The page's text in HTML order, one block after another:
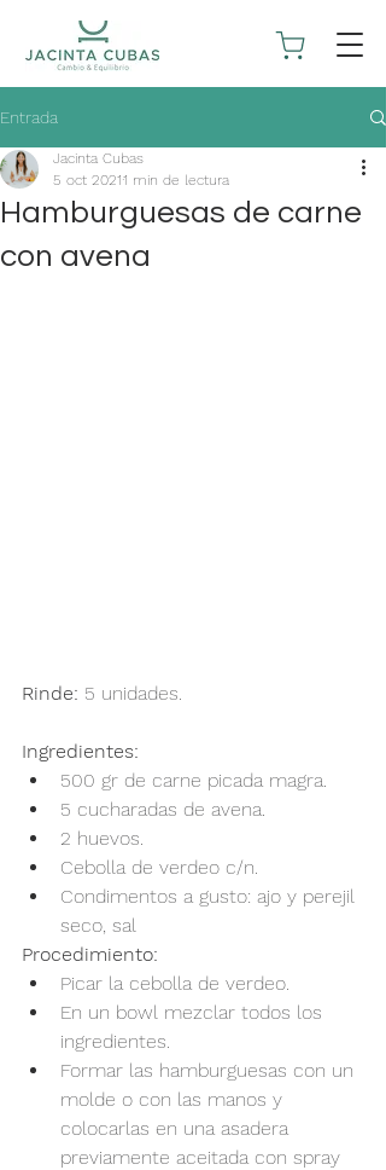
Entrada
Hamburguesas de carne
con avena
Jacinta Cubas
5 oct 20211 min de lectura
Rinde: 5 unidades.
Ingredientes:
500 gr de carne picada magra.
5 cucharadas de avena.
2 huevos.
Cebolla de verdeo c/n.
Condimentos a gusto: ajo y perejil
seco, sal
Procedimiento:
Picar la cebolla de verdeo.
En un bowl mezclar todos los
ingredientes.
Formar las hamburguesas con un
molde o con las manos y
colocarlas en una asadera
previamente aceitada con spray